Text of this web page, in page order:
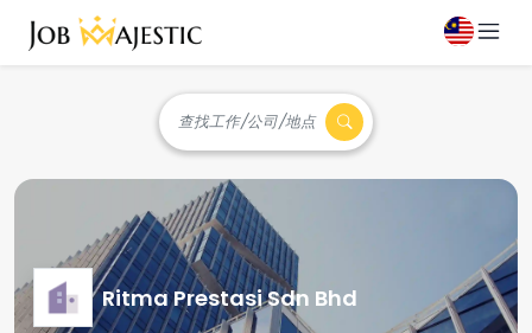
查找工作/公司/地点
Ritma Prestasi Sdn Bhd